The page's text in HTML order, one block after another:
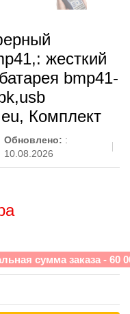
жесткий
bmp41-
Комплект
Обновлено: :
10.08.2026
сумма заказа - 60